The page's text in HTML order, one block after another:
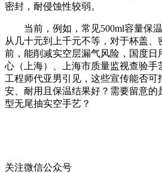
密封，耐侵蚀性较弱。
当前，例如，常见500ml容量保
从几十元到上千元不等，对于杯盖、
前，能削减实空层漏气风险，国度日
心（上海）、上海市质量监视查验手
工程师代亚男引见，这些宣传能否可
安、耐用且保温结果好？需要留意的
型无尾抽实空手艺？
关注微信公众号